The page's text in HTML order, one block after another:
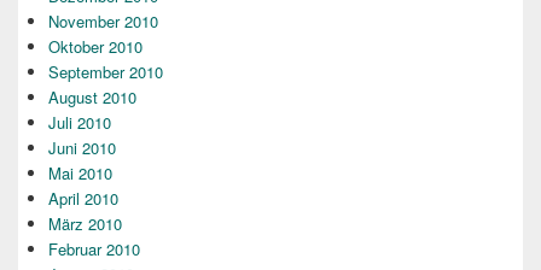
November 2010
Oktober 2010
September 2010
August 2010
Juli 2010
Juni 2010
Mai 2010
April 2010
März 2010
Februar 2010